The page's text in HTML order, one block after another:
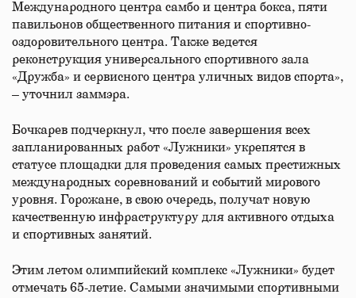
Международного центра самбо и центра бокса, пяти
павильонов общественного питания и спортивно-
оздоровительного центра. Также ведется
реконструкция универсального спортивного зала
«Дружба» и сервисного центра уличных видов спорта»,
– уточнил заммэра.
Бочкарев подчеркнул, что после завершения всех
запланированных работ «Лужники» укрепятся в
статусе площадки для проведения самых престижных
международных соревнований и событий мирового
уровня. Горожане, в свою очередь, получат новую
качественную инфраструктуру для активного отдыха
и спортивных занятий.
Этим летом олимпийский комплекс «Лужники» будет
отмечать 65-летие. Самыми значимыми спортивными